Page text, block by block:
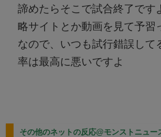
諦めたらそこで試合終了です
略サイトとか動画を見て予習
なので、いつも試行錯誤して
率は最高に悪いですよ
その他のネットの反応@モンストニュー